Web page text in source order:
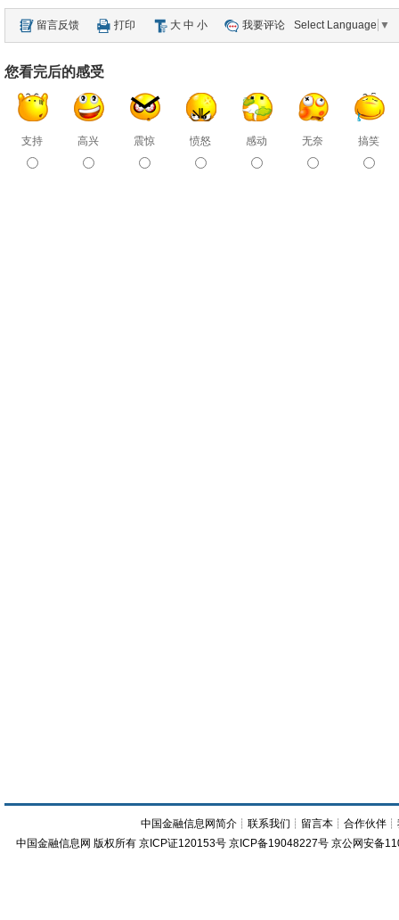
留言反馈 打印 大 中 小 我要评论 Select Language ▼
您看完后的感受
支持 高兴 震惊 愤怒 感动 无奈 搞笑
中国金融信息网简介 ┊联系我们 ┊ 留言本 ┊合作伙伴 ┊
中国金融信息网 版权所有 京ICP证120153号 京ICP备19048227号 京公网安备